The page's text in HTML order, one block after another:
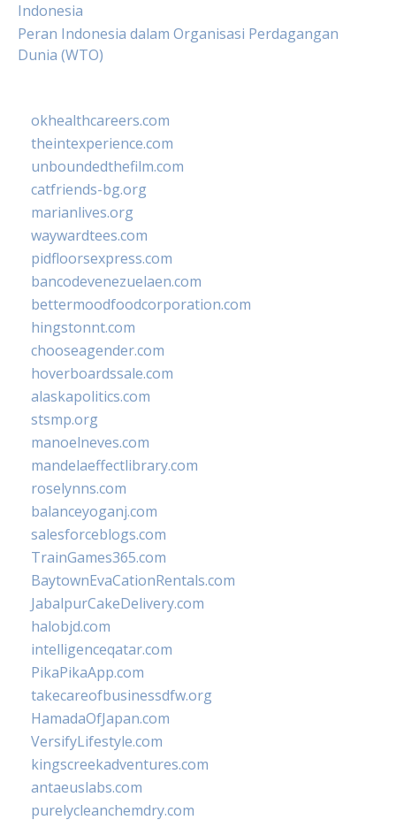
Indonesia
Peran Indonesia dalam Organisasi Perdagangan
Dunia (WTO)
okhealthcareers.com
theintexperience.com
unboundedthefilm.com
catfriends-bg.org
marianlives.org
waywardtees.com
pidfloorsexpress.com
bancodevenezuelaen.com
bettermoodfoodcorporation.com
hingstonnt.com
chooseagender.com
hoverboardssale.com
alaskapolitics.com
stsmp.org
manoelneves.com
mandelaeffectlibrary.com
roselynns.com
balanceyoganj.com
salesforceblogs.com
TrainGames365.com
BaytownEvaCationRentals.com
JabalpurCakeDelivery.com
halobjd.com
intelligenceqatar.com
PikaPikaApp.com
takecareofbusinessdfw.org
HamadaOfJapan.com
VersifyLifestyle.com
kingscreekadventures.com
antaeuslabs.com
purelycleanchemdry.com